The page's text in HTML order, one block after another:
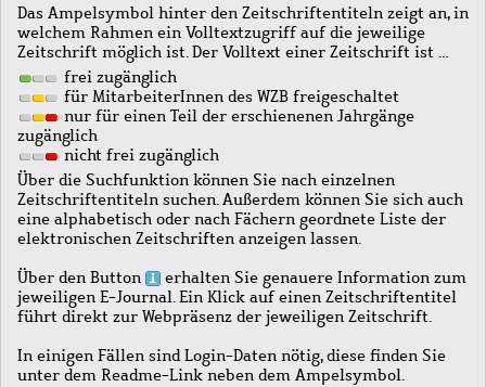
Das Ampelsymbol hinter den Zeitschriftentiteln zeigt an, in
welchem Rahmen ein Volltextzugriff auf die jeweilige
Zeitschrift möglich ist. Der Volltext einer Zeitschrift ist …
frei zugänglich
für MitarbeiterInnen des WZB freigeschaltet
nur für einen Teil der erschienenen Jahrgänge
zugänglich
nicht frei zugänglich
Über die Suchfunktion können Sie nach einzelnen
Zeitschriftentiteln suchen. Außerdem können Sie sich auch
eine alphabetisch oder nach Fächern geordnete Liste der
elektronischen Zeitschriften anzeigen lassen.
Über den Button
erhalten Sie genauere Information zum
jeweiligen E-Journal. Ein Klick auf einen Zeitschriftentitel
führt direkt zur Webpräsenz der jeweiligen Zeitschrift.
In einigen Fällen sind Login-Daten nötig, diese finden Sie
unter dem Readme-Link neben dem Ampelsymbol.